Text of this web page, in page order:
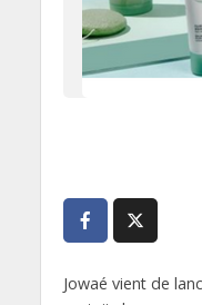
Jowaé vient de